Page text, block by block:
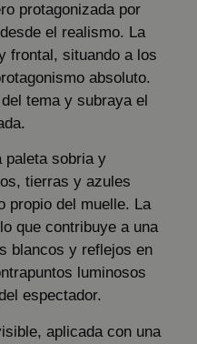
protagonizada por
el realismo. La
frontal, situando a los
absoluto.
tema y subraya el
paleta sobria y
tierras y azules
propio del muelle. La
que contribuye a una
blancos y reflejos en
luminosos
espectador.
aplicada con una